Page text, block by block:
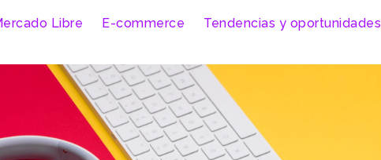
Libre E-commerce Tendencias y oportunidades